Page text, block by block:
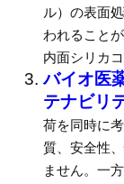
ル）の表面
われること
内面シリカ
バイオ医
テナビリ
荷を同時に
質、安全性
ません。一